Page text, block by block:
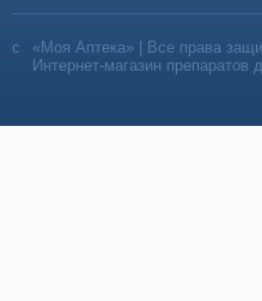
«Моя Аптека» | Все права
Интернет-магазин